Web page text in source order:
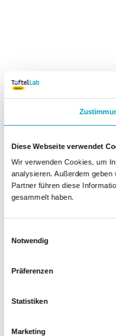
Diese Webseite verwendet
Wir verwenden Cookies, um
analysieren. Außerdem
Partner führen diese
gesammelt haben.
Notwendig
Präferenzen
Statistiken
Marketing